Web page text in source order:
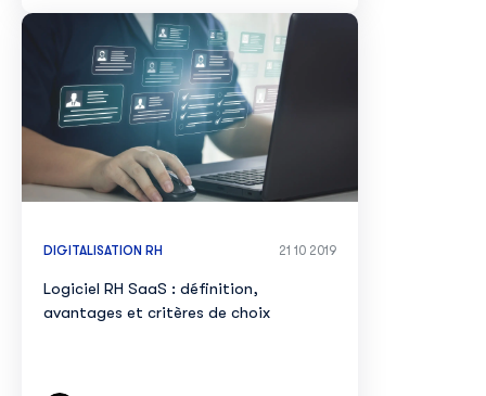
DIGITALISATION RH 21 10 2019
Logiciel RH SaaS : définition,
avantages et critères de choix